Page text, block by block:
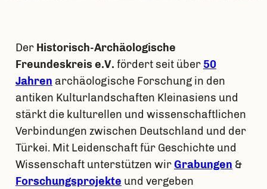
Der Historisch-Archäologische
Freundeskreis e.V. fördert seit über 50
Jahren archäologische Forschung in den
antiken Kulturlandschaften Kleinasiens und
stärkt die kulturellen und wissenschaftlichen
Verbindungen zwischen Deutschland und der
Türkei. Mit Leidenschaft für Geschichte und
Wissenschaft unterstützen wirGrabungen &
Forschungsprojekte und vergeben